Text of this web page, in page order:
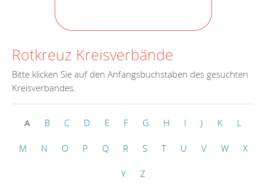
Rotkreuz Kreisverbände
Bitte klicken Sie auf den Anfangsbuchstaben des gesuchten
Kreisverbandes.
A B C D E F G H I J K L
M N O P Q R S T U V W X
Y Z